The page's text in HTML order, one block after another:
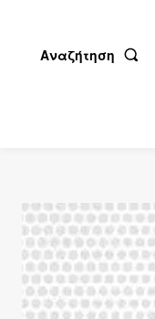
Αναζήτηση